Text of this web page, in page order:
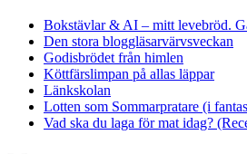
Bokstävlar & AI – mitt levebröd.
Den stora bloggläsarvärvsveckan
Godisbrödet från himlen
Köttfärslimpan på allas läppar
Länkskolan
Lotten som Sommarpratare (i
Vad ska du laga för mat idag?